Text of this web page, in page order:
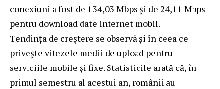
conexiuni a fost de 134,03 Mbps și de 24,11 Mbps
pentru download date internet mobil.
Tendința de creștere se observă și în ceea ce
privește vitezele medii de upload pentru
serviciile mobile și fixe. Statisticile arată că, în
primul semestru al acestui an, românii au